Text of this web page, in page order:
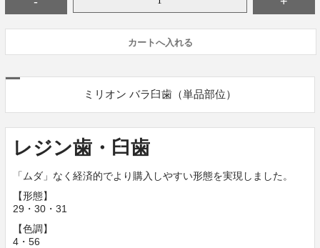
ミリオン バラ臼歯（単品部位）
レジン歯・臼歯
「ムダ」なく経済的でより購入しやすい形態を実現しました。
【形態】
29・30・31
【色調】
4・56